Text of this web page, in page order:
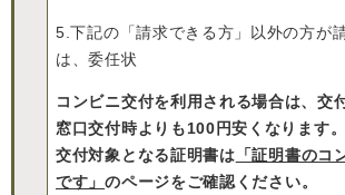
5.下記の「請求できる方」以外の方が
は、委任状
コンビニ交付を利用される場合は、交
窓口交付時よりも100円安くなります。
交付対象となる証明書は 「証明書のコ
です」のページをご確認ください。